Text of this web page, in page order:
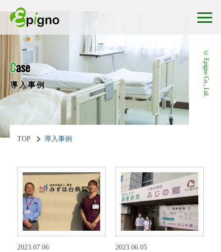
Case
導入事例 © Epigno Co., Ltd.
TOP 導入事例
2023.07.06 2023.06.05